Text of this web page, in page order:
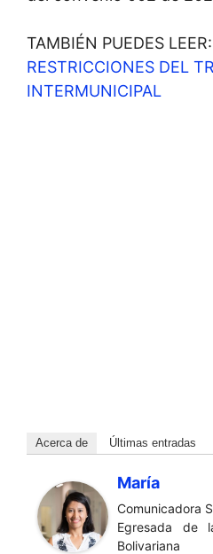
TAMBIÉN PUEDES LEER:
RESTRICCIONES DEL
INTERMUNICIPAL
Acerca de Últimas entradas
María
Comunicadora
Egresada de
Bolivariana